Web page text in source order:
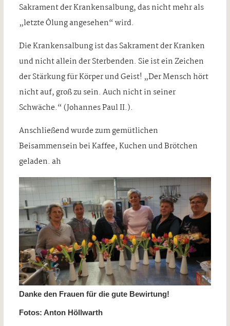
Sakrament der Krankensalbung, das nicht mehr als
„letzte Ölung angesehen“ wird.
Die Krankensalbung ist das Sakrament der Kranken
und nicht allein der Sterbenden. Sie ist ein Zeichen
der Stärkung für Körper und Geist! „Der Mensch hört
nicht auf, groß zu sein. Auch nicht in seiner
Schwäche.“ (Johannes Paul II.).
Anschließend wurde zum gemütlichen
Beisammensein bei Kaffee, Kuchen und Brötchen
geladen. ah
Danke den Frauen für die gute Bewirtung!
Fotos: Anton Höllwarth